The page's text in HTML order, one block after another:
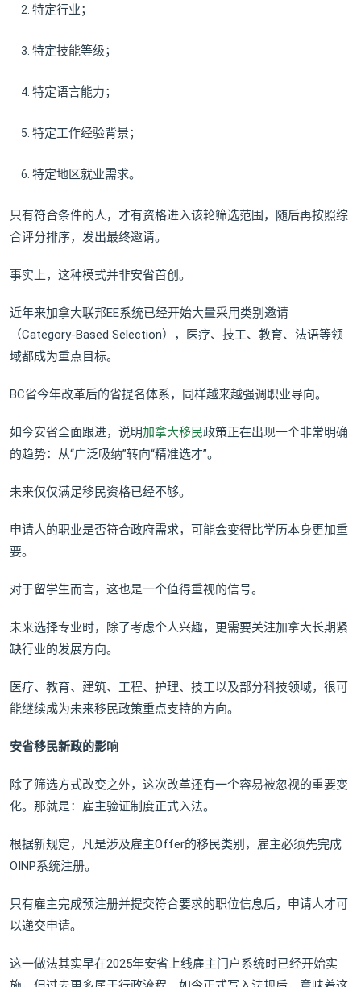
特定行业；
特定技能等级；
特定语言能力；
特定工作经验背景；
特定地区就业需求。
只有符合条件的人，才有资格进入该轮筛选范围，随后再按照综
合评分排序，发出最终邀请。
事实上，这种模式并非安省首创。
近年来加拿大联邦EE系统已经开始大量采用类别邀请
（Category-Based Selection），医疗、技工、教育、法语等领
域都成为重点目标。
BC省今年改革后的省提名体系，同样越来越强调职业导向。
如今安省全面跟进，说明加拿大移民政策正在出现一个非常明确
的趋势：从“广泛吸纳”转向“精准选才”。
未来仅仅满足移民资格已经不够。
申请人的职业是否符合政府需求，可能会变得比学历本身更加重
要。
对于留学生而言，这也是一个值得重视的信号。
未来选择专业时，除了考虑个人兴趣，更需要关注加拿大长期紧
缺行业的发展方向。
医疗、教育、建筑、工程、护理、技工以及部分科技领域，很可
能继续成为未来移民政策重点支持的方向。
安省移民新政的影响
除了筛选方式改变之外，这次改革还有一个容易被忽视的重要变
化。那就是：雇主验证制度正式入法。
根据新规定，凡是涉及雇主Offer的移民类别，雇主必须先完成
OINP系统注册。
只有雇主完成预注册并提交符合要求的职位信息后，申请人才可
以递交申请。
这一做法其实早在2025年安省上线雇主门户系统时已经开始实